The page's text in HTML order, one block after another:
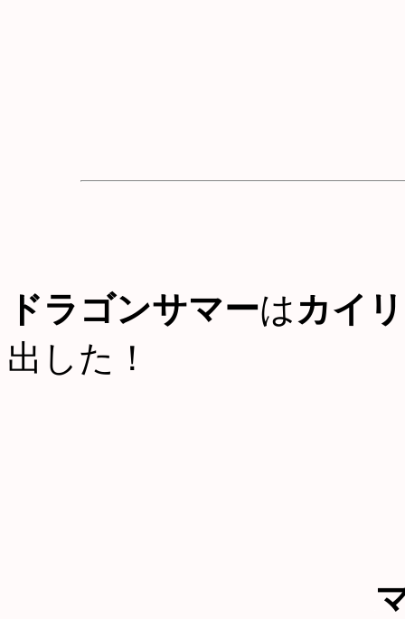
ドラゴンサマーは カイ
出した！